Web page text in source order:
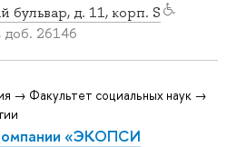
бульвар, д. 11, корп. S
доб. 26146
→ Факультет социальных наук →
«ЭКОПСИ